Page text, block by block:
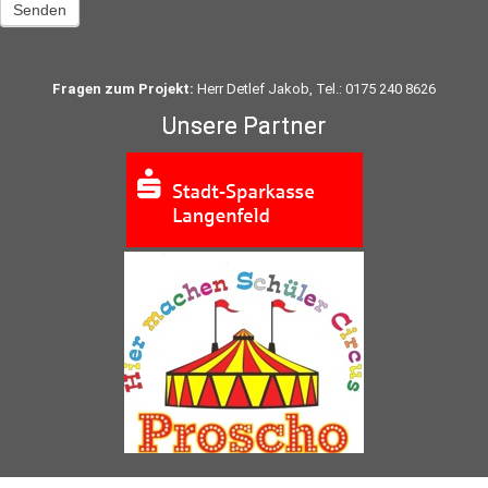
Senden
Fragen zum Projekt: Herr Detlef Jakob, Tel.: 0175 240 8626
Unsere Partner